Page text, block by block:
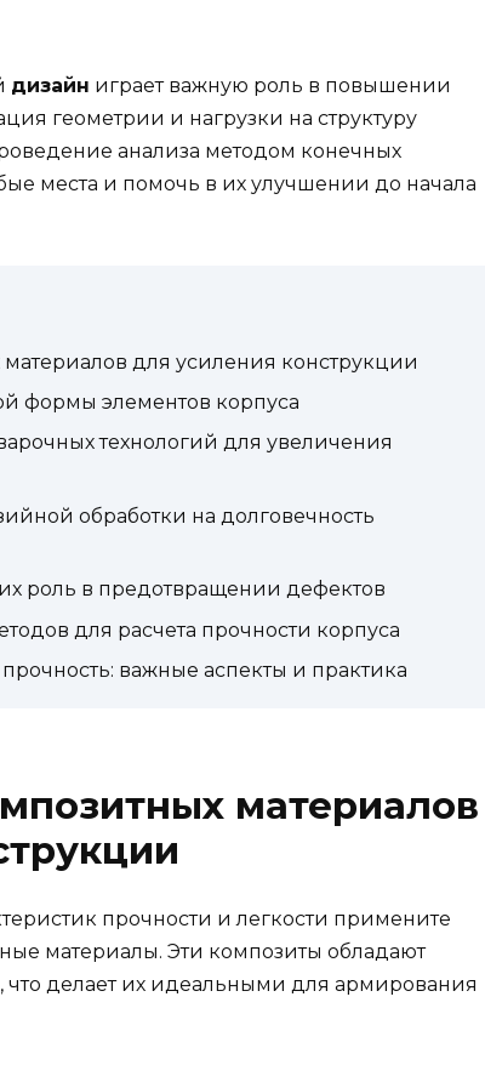
дизайн играет важную роль в повышении
геометрии и нагрузки на структуру
анализа методом конечных
места и помочь в их улучшении до начала
для усиления конструкции
формы элементов корпуса
технологий для увеличения
обработки на долговечность
роль в предотвращении дефектов
для расчета прочности корпуса
важные аспекты и практика
материалов
прочности и легкости примените
материалы. Эти композиты обладают
делает их идеальными для армирования